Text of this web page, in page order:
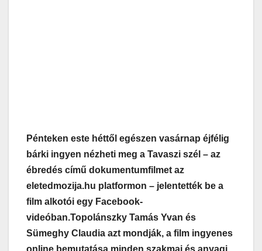
Pénteken este héttől egészen vasárnap éjfélig
bárki ingyen nézheti meg a Tavaszi szél – az
ébredés című dokumentumfilmet az
eletedmozija.hu platformon – jelentették be a
film alkotói egy Facebook-
videóban.Topolánszky Tamás Yvan és
Sümeghy Claudia azt mondják, a film ingyenes
online bemutatása minden szakmai és anyagi